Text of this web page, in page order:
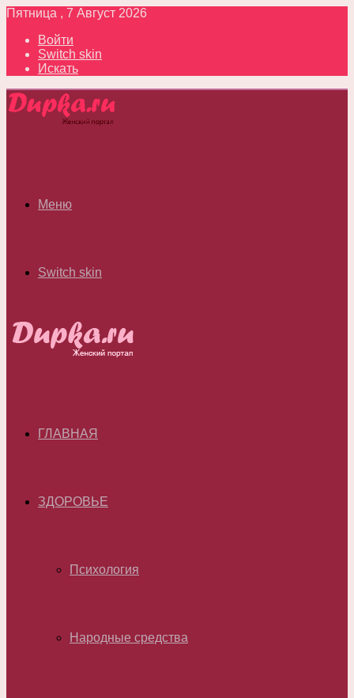
Пятница , 7 Август 2026
Войти
Switch skin
Искать
Меню
Switch skin
ГЛАВНАЯ
ЗДОРОВЬЕ
Психология
Народные средства